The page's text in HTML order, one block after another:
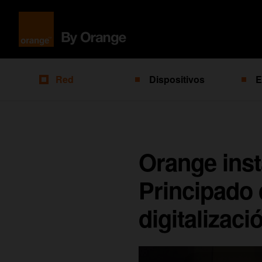
Red Dispositivos
Orange
Principado